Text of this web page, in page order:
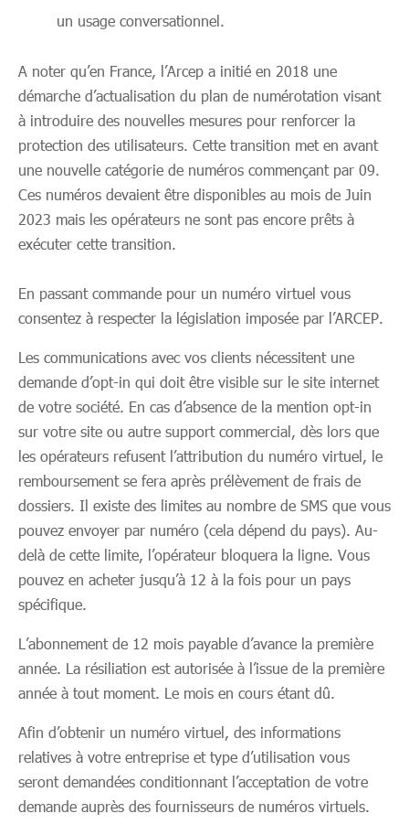
un usage conversationnel.
A noter qu’en France, l’Arcep a initié en 2018 une
démarche d’actualisation du plan de numérotation visant
à introduire des nouvelles mesures pour renforcer la
protection des utilisateurs. Cette transition met en avant
une nouvelle catégorie de numéros commençant par 09.
Ces numéros devaient être disponibles au mois de Juin
2023 mais les opérateurs ne sont pas encore prêts à
exécuter cette transition.
En passant commande pour un numéro virtuel vous
consentez à respecter la législation imposée par l’ARCEP.
Les communications avec vos clients nécessitent une
demande d’opt-in qui doit être visible sur le site internet
de votre société. En cas d’absence de la mention opt-in
sur votre site ou autre support commercial, dès lors que
les opérateurs refusent l’attribution du numéro virtuel, le
remboursement se fera après prélèvement de frais de
dossiers. Il existe des limites au nombre de SMS que vous
pouvez envoyer par numéro (cela dépend du pays). Au-
delà de cette limite, l’opérateur bloquera la ligne. Vous
pouvez en acheter jusqu’à 12 à la fois pour un pays
spécifique.
L’abonnement de 12 mois payable d’avance la première
année. La résiliation est autorisée à l’issue de la première
année à tout moment. Le mois en cours étant dû.
Afin d’obtenir un numéro virtuel, des informations
relatives à votre entreprise et type d’utilisation vous
seront demandées conditionnant l’acceptation de votre
demande auprès des fournisseurs de numéros virtuels.